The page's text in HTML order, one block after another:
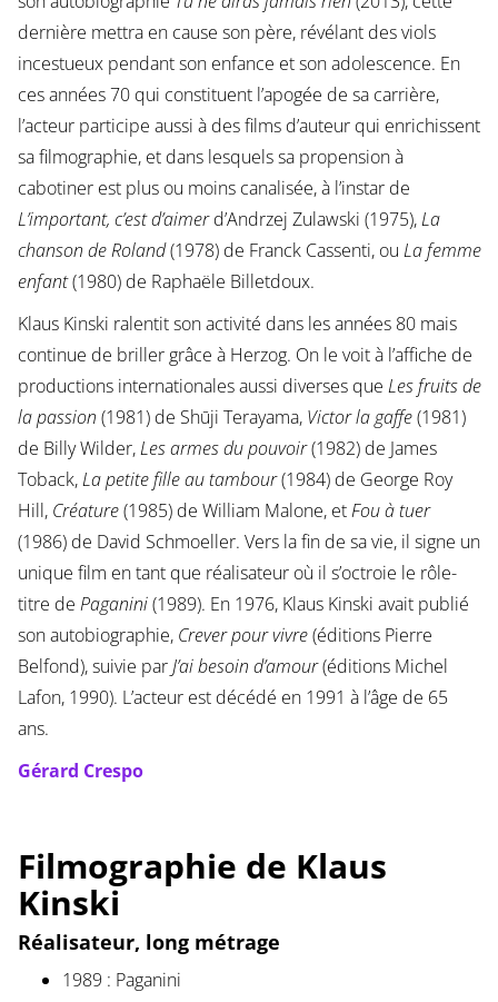
dernière mettra en cause son père, révélant des viols
incestueux pendant son enfance et son adolescence. En
ces années 70 qui constituent l’apogée de sa carrière,
l’acteur participe aussi à des films d’auteur qui enrichissent
sa filmographie, et dans lesquels sa propension à
cabotiner est plus ou moins canalisée, à l’instar de
L’important, c’est d’aimerd’Andrzej Zulawski (1975),La
chanson de Roland(1978) de Franck Cassenti, ou La femme
enfant(1980) de Raphaële Billetdoux.
Klaus Kinski ralentit son activité dans les années 80 mais
continue de briller grâce à Herzog. On le voit à l’affiche de
productions internationales aussi diverses que Les fruits de
la passion (1981) de Shūji Terayama, Victor la gaffe(1981)
de Billy Wilder,Les armes du pouvoir(1982) de James
Toback,La petite fille au tambour(1984) de George Roy
Hill, Créature(1985) de William Malone, etFou à tuer
(1986) de David Schmoeller. Vers la fin de sa vie, il signe un
unique film en tant que réalisateur où il s’octroie le rôle-
titre de Paganini(1989). En 1976, Klaus Kinski avait publié
son autobiographie, Crever pour vivre(éditions Pierre
Belfond), suivie parJ’ai besoin d’amour(éditions Michel
Lafon, 1990). L’acteur est décédé en 1991 à l’âge de 65
ans.
Gérard Crespo
Filmographie de Klaus
Kinski
Réalisateur, long métrage
1989 : Paganini